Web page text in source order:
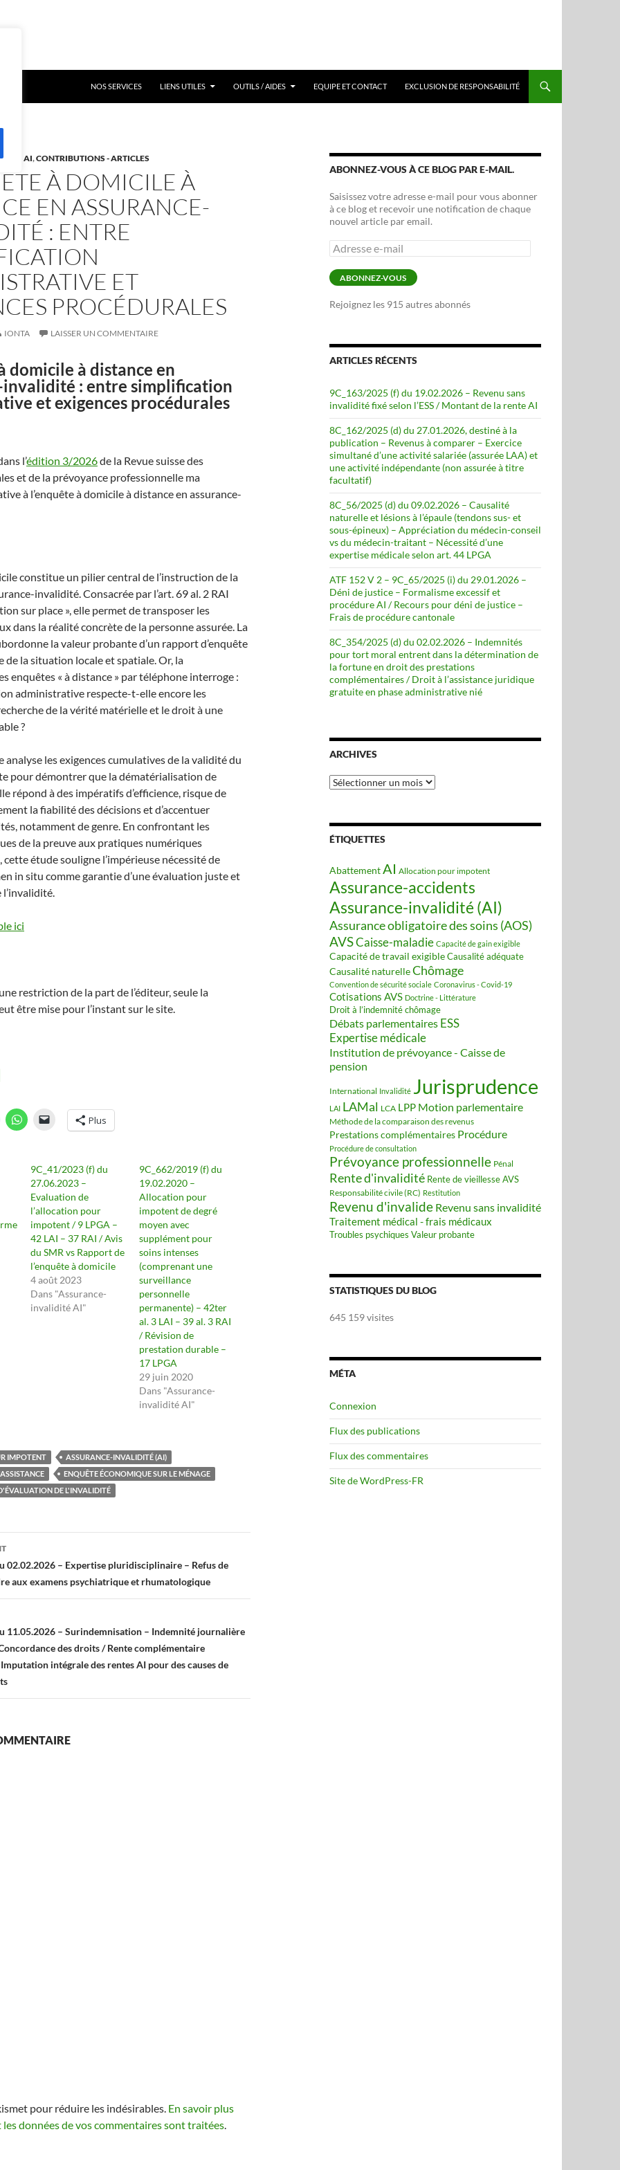
NOS SERVICES LIENS UTILES OUTILS / AIDES EQUIPE ET CONTACT EXCLUSION DE RESPONSABILITÉ
AI,CONTRIBUTIONS - ARTICLES
À DOMICILE À
EN ASSURANCE-
: ENTRE
ET
PROCÉDURALES
IONTA LAISSER UN COMMENTAIRE
domicile à distance en
invalidité : entre simplification
et exigences procédurales
l’édition 3/2026de la Revue suisse des
et de la prévoyance professionnelle ma
à l’enquête à domicile à distance en assurance-
constitue un pilier central de l’instruction de la
invalidité. Consacrée par l’art. 69 al. 2 RAI
sur place », elle permet de transposer les
dans la réalité concrète de la personne assurée. La
la valeur probante d’un rapport d’enquête
de la situation locale et spatiale. Or, la
enquêtes « à distance » par téléphone interroge :
administrative respecte-t-elle encore les
de la vérité matérielle et le droit à une
?
analyse les exigences cumulatives de la validité du
pour démontrer que la dématérialisation de
répond à des impératifs d’efficience, risque de
la fiabilité des décisions et d’accentuer
notamment de genre. En confrontant les
de la preuve aux pratiques numériques
étude souligne l’impérieuse nécessité de
in situ comme garantie d’une évaluation juste et
ici
restriction de la part de l’éditeur, seule la
être mise pour l’instant sur le site.
Plus
9C_41/2023 (f) du
27.06.2023 –
Evaluation de
l’allocation pour
impotent / 9 LPGA –
42 LAI – 37 RAI / Avis
du SMR vs Rapport de
l’enquête à domicile
4 août 2023
Dans "Assurance-
invalidité AI"
9C_662/2019 (f) du
19.02.2020 –
Allocation pour
impotent de degré
moyen avec
supplément pour
soins intenses
(comprenant une
surveillance
personnelle
permanente) – 42ter
al. 3 LAI – 39 al. 3 RAI
/ Révision de
prestation durable –
17 LPGA
29 juin 2020
Dans "Assurance-
invalidité AI"
IMPOTENT
ASSURANCE-INVALIDITÉ (AI)
ENQUÊTE ÉCONOMIQUE SUR LE MÉNAGE
DE L'INVALIDITÉ
02.02.2026 – Expertise pluridisciplinaire – Refus de
aux examens psychiatrique et rhumatologique
11.05.2026 – Surindemnisation – Indemnité journalière
des droits / Rente complémentaire
intégrale des rentes AI pour des causes de
pour réduire les indésirables. En savoir plus
données de vos commentaires sont traitées.
ABONNEZ-VOUS À CE BLOG PAR E-MAIL.
Saisissez votre adresse e-mail pour vous abonner
à ce blog et recevoir une notification de chaque
nouvel article par email.
Adresse
e-
mail
ABONNEZ-VOUS
Rejoignez les 915 autres abonnés
ARTICLES RÉCENTS
9C_163/2025 (f) du 19.02.2026 – Revenu sans
invalidité fixé selon l’ESS / Montant de la rente AI
8C_162/2025 (d) du 27.01.2026, destiné à la
publication – Revenus à comparer – Exercice
simultané d’une activité salariée (assurée LAA) et
une activité indépendante (non assurée à titre
facultatif)
8C_56/2025 (d) du 09.02.2026 – Causalité
naturelle et lésions à l’épaule (tendons sus- et
sous-épineux) – Appréciation du médecin-conseil
vs du médecin-traitant – Nécessité d’une
expertise médicale selon art. 44 LPGA
ATF 152 V 2 – 9C_65/2025 (i) du 29.01.2026 –
Déni de justice – Formalisme excessif et
procédure AI / Recours pour déni de justice –
Frais de procédure cantonale
8C_354/2025 (d) du 02.02.2026 – Indemnités
pour tort moral entrent dans la détermination de
la fortune en droit des prestations
complémentaires / Droit à l’assistance juridique
gratuite en phase administrative nié
ARCHIVES
Archives
ÉTIQUETTES
Abattement AI Allocation pour impotent
Assurance-accidents
Assurance-invalidité (AI)
Assurance obligatoire des soins (AOS)
AVSCaisse-maladie Capacité de gain exigible
Capacité de travail exigible Causalité adéquate
Causalité naturelleChômage
Convention de sécurité sociale Coronavirus - Covid-19
Cotisations AVS Doctrine - Littérature
Droit à l’indemnité chômage
Débats parlementaires ESS
Expertise médicale
Institution de prévoyance - Caisse de
pension
International Invalidité Jurisprudence
LAI LAMal LCA LPP Motion parlementaire
Méthode de la comparaison des revenus
Prestations complémentaires Procédure
Procédure de consultation
Prévoyance professionnelle Pénal
Rente d'invalidité Rente de vieillesse AVS
Responsabilité civile (RC) Restitution
Revenu d'invalide Revenu sans invalidité
Traitement médical - frais médicaux
Troubles psychiques Valeur probante
STATISTIQUES DU BLOG
645 159 visites
MÉTA
Connexion
Flux des publications
Flux des commentaires
Site de WordPress-FR